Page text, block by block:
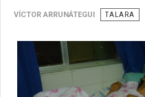
VÍCTOR ARRUNÁTEGUI TALARA